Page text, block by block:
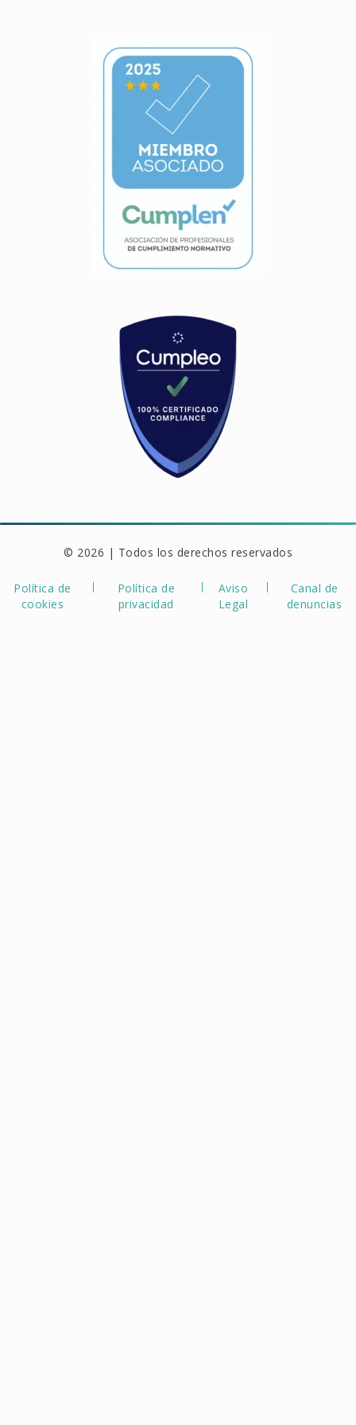
© 2026 | Todos los derechos reservados
Política de
cookies
Política de
privacidad
Aviso
Legal
Canal de
denuncias